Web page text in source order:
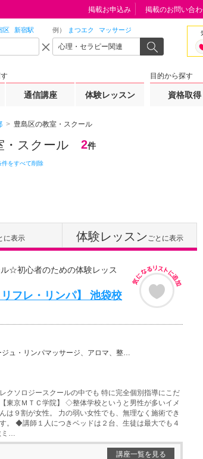
区 新宿駅 例） まつエク マッサージ
通信講座 体験レッスン
目的から探す
資格取得
掲載お申込み 掲載のお問い合
豊島区の教室・スクール
・スクール 2件
件をすべて削除
に表示 体験レッスンごとに表示
☆初心者のための体験レッス
フレ・リンパ】 池袋校
マ、整体・矯正、リフレクソロジー、マッサージ、フットケア・フットマ…
クソロジースクールの中でも 特に完全個別指導にこだ
東京ＭＴＣ学院】 ◇整体学校というと男性が多いイメ
は９割が女性。 力の弱い女性でも、無理なく施術でき
。 ◆講師１人につきベッドは２台、生徒は最大でも４
ミ…
講座一覧を見る